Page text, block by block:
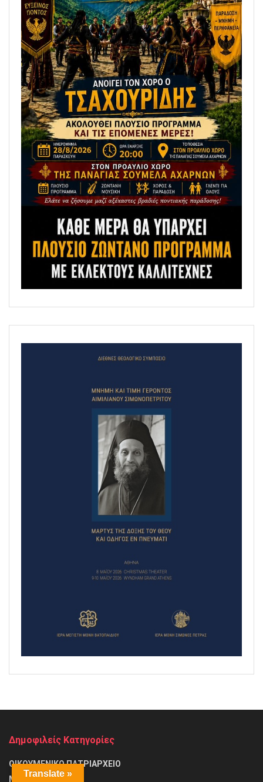
Δημοφιλείς Κατηγορίες
ΟΙΚΟΥΜΕΝΙΚΟ ΠΑΤΡΙΑΡΧΕΙΟ
ΜΗΤΡΟΠΟΛΕΙΣ
Translate »